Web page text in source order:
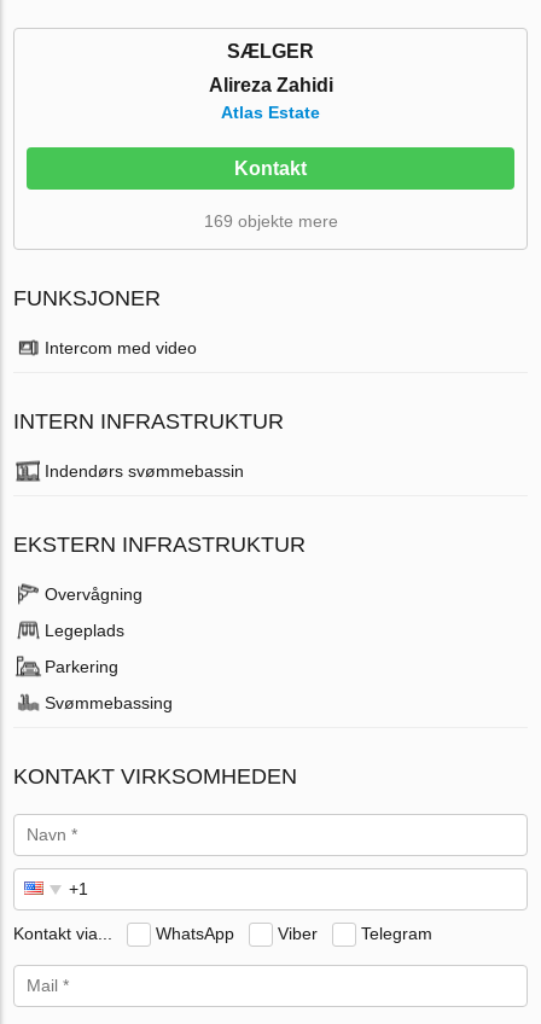
SÆLGER
Alireza Zahidi
Atlas Estate
Kontakt
169 objekte mere
FUNKSJONER
Intercom med video
INTERN INFRASTRUKTUR
Indendørs svømmebassin
EKSTERN INFRASTRUKTUR
Overvågning
Legeplads
Parkering
Svømmebassing
KONTAKT VIRKSOMHEDEN
Kontakt via... WhatsApp Viber Telegram